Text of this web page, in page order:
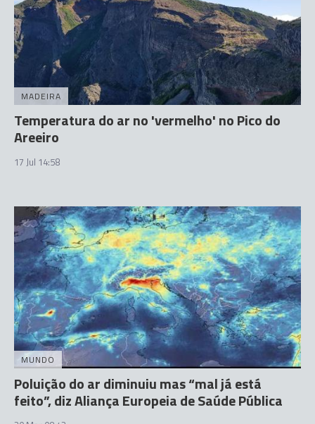
MADEIRA
Temperatura do ar no 'vermelho' no Pico do
Areeiro
17 Jul 14:58
MUNDO
Poluição do ar diminuiu mas “mal já está
feito”, diz Aliança Europeia de Saúde Pública